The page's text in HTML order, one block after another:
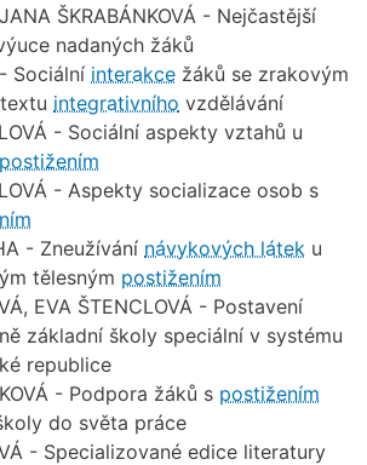
ŠKRABÁNKOVÁ - Nejčastější
nadaných žáků
Sociální interakce žáků se zrakovým
integrativního vzdělávání
- Sociální aspekty vztahů u
postižením
- Aspekty socializace osob s
- Zneužívání návykových látek u
tělesným postižením
EVA ŠTENCLOVÁ - Postavení
základní školy speciální v systému
republice
- Podpora žáků s postižením
do světa práce
- Specializované edice literatury